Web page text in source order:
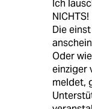
Ich
NICHTS!
Die
Oder
einziger
meldet,